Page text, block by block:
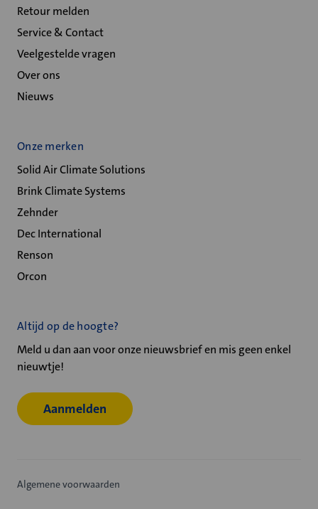
Retour melden
Service & Contact
Veelgestelde vragen
Over ons
Nieuws
Onze merken
Solid Air Climate Solutions
Brink Climate Systems
Zehnder
Dec International
Renson
Orcon
Altijd op de hoogte?
Meld u dan aan voor onze nieuwsbrief en mis geen enkel
nieuwtje!
Aanmelden
Algemene voorwaarden